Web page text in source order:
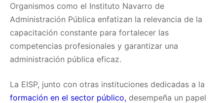
Organismos como el Instituto Navarro de
Administración Pública enfatizan la relevancia de la
capacitación constante para fortalecer las
competencias profesionales y garantizar una
administración pública eficaz.
La EISP, junto con otras instituciones dedicadas a la
formación en el sector público, desempeña un papel